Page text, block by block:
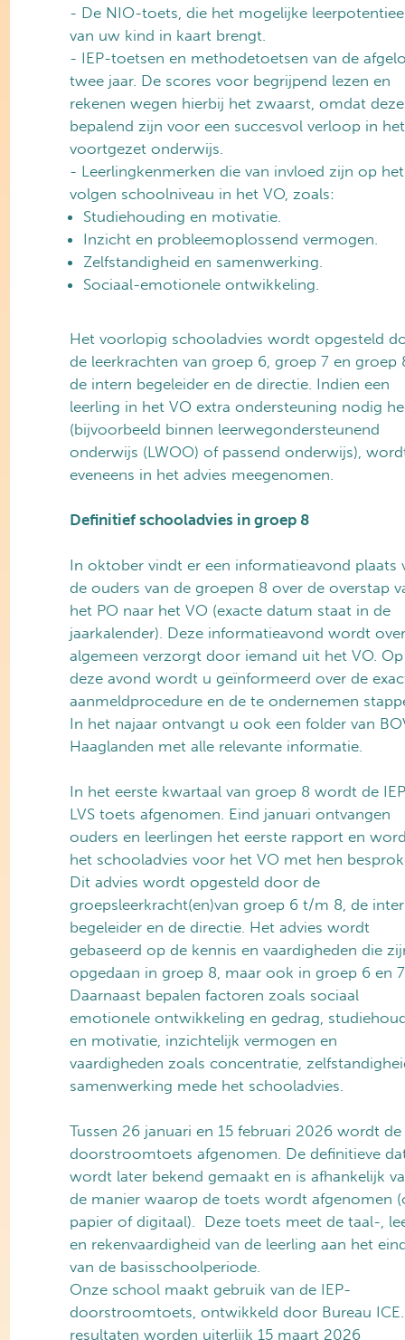
- De NIO-toets, die het mogelijke
van uw kind in kaart brengt.
- IEP-toetsen en methodetoetsen van de
twee jaar. De scores voor begrijpend lezen en
rekenen wegen hierbij het zwaarst, omdat deze
bepalend zijn voor een succesvol verloop in het
voortgezet onderwijs.
- Leerlingkenmerken die van invloed zijn op
volgen schoolniveau in het VO, zoals:
Studiehouding en motivatie.
Inzicht en probleemoplossend vermogen.
Zelfstandigheid en samenwerking.
Sociaal-emotionele ontwikkeling.
Het voorlopig schooladvies wordt opgesteld
de leerkrachten van groep 6, groep 7 en groep
de intern begeleider en de directie. Indien een
leerling in het VO extra ondersteuning nodig
(bijvoorbeeld binnen leerwegondersteunend
onderwijs (LWOO) of passend onderwijs),
eveneens in het advies meegenomen.
Definitief schooladvies in groep 8
In oktober vindt er een informatieavond plaats
de ouders van de groepen 8 over de overstap
het PO naar het VO (exacte datum staat in de
jaarkalender). Deze informatieavond wordt
algemeen verzorgt door iemand uit het VO. Op
deze avond wordt u geïnformeerd over de
aanmeldprocedure en de te ondernemen
In het najaar ontvangt u ook een folder van
Haaglanden met alle relevante informatie.
In het eerste kwartaal van groep 8 wordt de
LVS toets afgenomen. Eind januari ontvangen
ouders en leerlingen het eerste rapport en
het schooladvies voor het VO met hen
Dit advies wordt opgesteld door de
groepsleerkracht(en)van groep 6 t/m 8, de
begeleider en de directie. Het advies wordt
gebaseerd op de kennis en vaardigheden die
opgedaan in groep 8, maar ook in groep 6 en
Daarnaast bepalen factoren zoals sociaal
emotionele ontwikkeling en gedrag,
en motivatie, inzichtelijk vermogen en
vaardigheden zoals concentratie,
samenwerking mede het schooladvies.
Tussen 26 januari en 15 februari 2026 wordt de
doorstroomtoets afgenomen. De definitieve
wordt later bekend gemaakt en is afhankelijk
de manier waarop de toets wordt afgenomen
papier of digitaal). Deze toets meet de taal-,
en rekenvaardigheid van de leerling aan het
van de basisschoolperiode.
Onze school maakt gebruik van de IEP-
doorstroomtoets, ontwikkeld door Bureau
resultaten worden uiterlijk 15 maart 2026